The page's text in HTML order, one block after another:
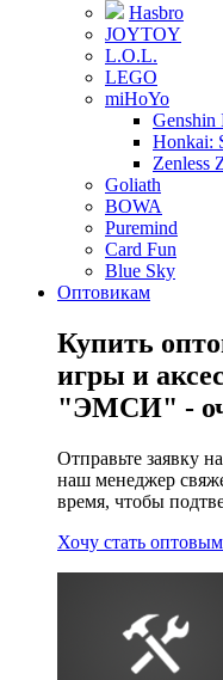
Hasbro
JOYTOY
L.O.L.
LEGO
miHoYo
Genshin
Honkai:
Zenless
Goliath
BOWA
Puremind
Card Fun
Blue Sky
Оптовикам
Купить
игры и
"ЭМСИ" -
Отправьте заявку
наш менеджер
время, чтобы
Хочу стать